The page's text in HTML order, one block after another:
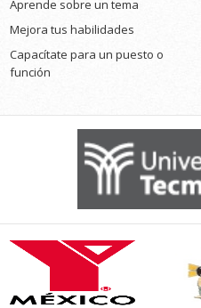
Aprende sobre un tema
Mejora tus habilidades
Capacítate para un puesto o
función